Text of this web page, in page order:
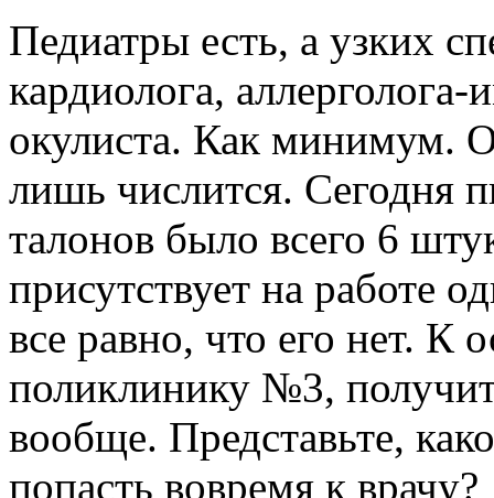
Педиатры есть, а узких
кардиолога,
окулиста. Как минимум.
лишь числится. Сегодня
талонов было всего 6
присутствует на работе
все равно, что его нет. К
поликлинику №3,
вообще. Представьте,
попасть вовремя к